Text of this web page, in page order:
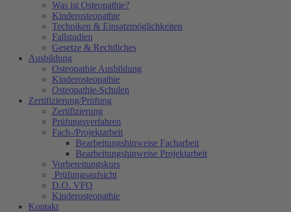
Was ist Osteopathie?
Kinderosteopathie
Techniken & Einsatzmöglichkeiten
Fallstudien
Gesetze & Rechtliches
Ausbildung
Osteopathie Ausbildung
Kinderosteopathie
Osteopathie-Schulen
Zertifizierung/Prüfung
Zertifizierung
Prüfungsverfahren
Fach-/Projektarbeit
Bearbeitungshinweise Facharbeit
Bearbeitungshinweise Projektarbeit
Vorbereitungskurs
Prüfungsaufsicht
D.O. VFO
Kinderosteopathie
Kontakt